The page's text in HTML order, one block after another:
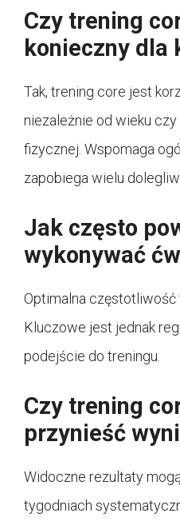
Czy trening
konieczny dla
Tak, trening core jest
niezależnie od wieku
fizycznej. Wspomaga
zapobiega wielu
Jak często
wykonywać
Optimalna częstotliwość
Kluczowe jest jednak
podejście do treningu.
Czy trening
przynieść
Widoczne rezultaty
tygodniach